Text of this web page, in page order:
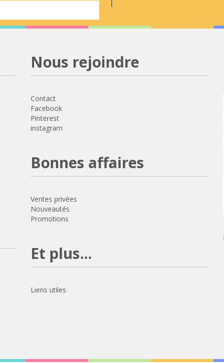
Nous rejoindre
Contact
Facebook
Pinterest
instagram
Bonnes affaires
Ventes privées
Nouveautés
Promotions
Et plus...
Liens utiles